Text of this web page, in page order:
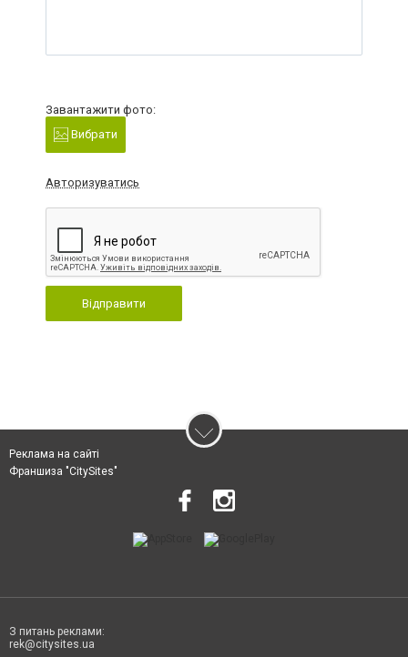
Завантажити фото:
Вибрати
Авторизуватись
Відправити
Реклама на сайті
Франшиза "CitySites"
З питань реклами:
rek@citysites.ua